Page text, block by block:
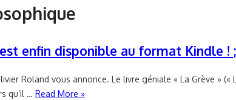
enfin disponible au format Kindle !
Roland vous annonce. Le livre géniale « La Grève »
qu’il … Read More »